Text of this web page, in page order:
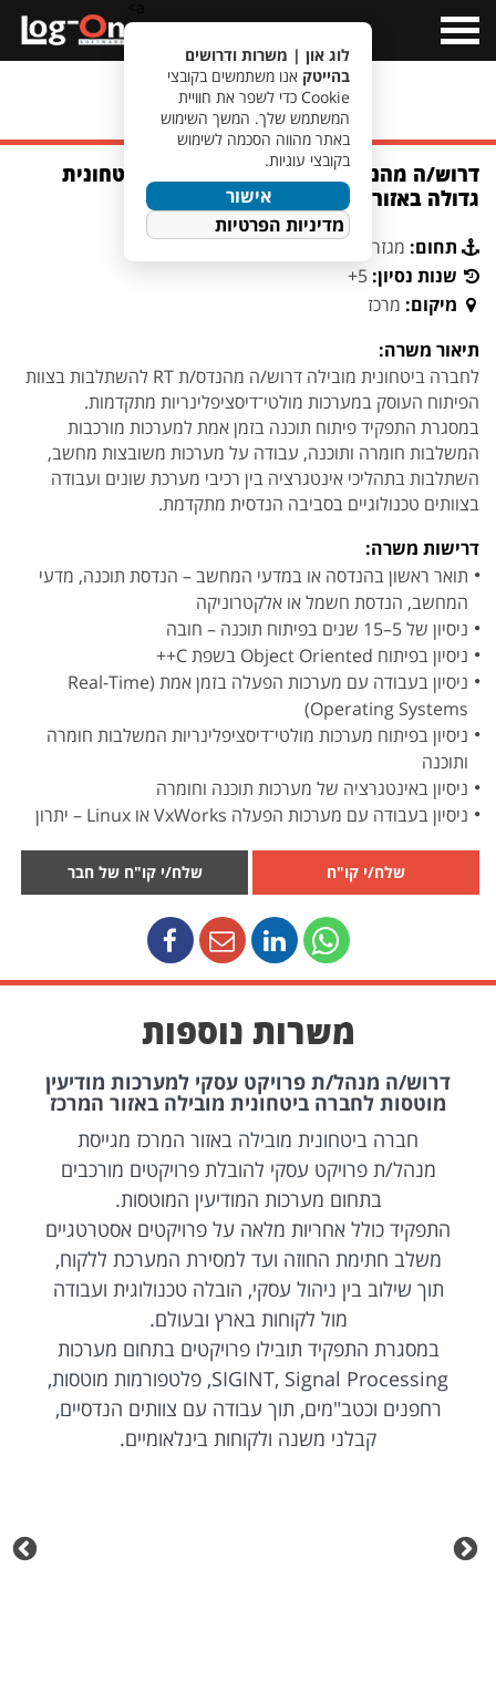
Menu
מעבר לחיפוש משרות
דרוש/ה מהנדס/ת Real-Time לחברה ביטחונית
גדולה באזור השפלה
תחום: מגזר ביטחוני
שנות נסיון: 5+
מיקום: מרכז
תיאור משרה:
לחברה ביטחונית מובילה דרוש/ה מהנדס/ת RT להשתלבות בצוות
הפיתוח העוסק במערכות מולטי־דיסציפלינריות מתקדמות.
במסגרת התפקיד פיתוח תוכנה בזמן אמת למערכות מורכבות
המשלבות חומרה ותוכנה, עבודה על מערכות משובצות מחשב,
השתלבות בתהליכי אינטגרציה בין רכיבי מערכת שונים ועבודה
בצוותים טכנולוגיים בסביבה הנדסית מתקדמת.
דרישות משרה:
תואר ראשון בהנדסה או במדעי המחשב – הנדסת תוכנה, מדעי
המחשב, הנדסת חשמל או אלקטרוניקה
ניסיון של 5–15 שנים בפיתוח תוכנה – חובה
ניסיון בפיתוח Object Oriented בשפת C++
ניסיון בעבודה עם מערכות הפעלה בזמן אמת (Real-Time
Operating Systems)
ניסיון בפיתוח מערכות מולטי־דיסציפלינריות המשלבות חומרה
ותוכנה
ניסיון באינטגרציה של מערכות תוכנה וחומרה
ניסיון בעבודה עם מערכות הפעלה VxWorks או Linux – יתרון
שלח/י קו"ח שלח/י קו"ח של חבר
משרות נוספות
דרוש/ה מנהל/ת פרויקט עסקי למערכות מודיעין
מוטסות לחברה ביטחונית מובילה באזור המרכז
חברה ביטחונית מובילה באזור המרכז מגייסת
מנהל/ת פרויקט עסקי להובלת פרויקטים מורכבים
בתחום מערכות המודיעין המוטסות.
התפקיד כולל אחריות מלאה על פרויקטים אסטרטגיים
משלב חתימת החוזה ועד למסירת המערכת ללקוח,
תוך שילוב בין ניהול עסקי, הובלה טכנולוגית ועבודה
מול לקוחות בארץ ובעולם.
במסגרת התפקיד תובילו פרויקטים בתחום מערכות
SIGINT, Signal Processing, פלטפורמות מוטסות,
רחפנים וכטב"מים, תוך עבודה עם צוותים הנדסיים,
קבלני משנה ולקוחות בינלאומיים.
לוג און | משרות ודרושים
בהייטק אנו משתמשים בקובצי
Cookie כדי לשפר את חוויית
המשתמש שלך. המשך השימוש
באתר מהווה הסכמה לשימוש
בקובצי עוגיות.
אישור
מדיניות הפרטיות